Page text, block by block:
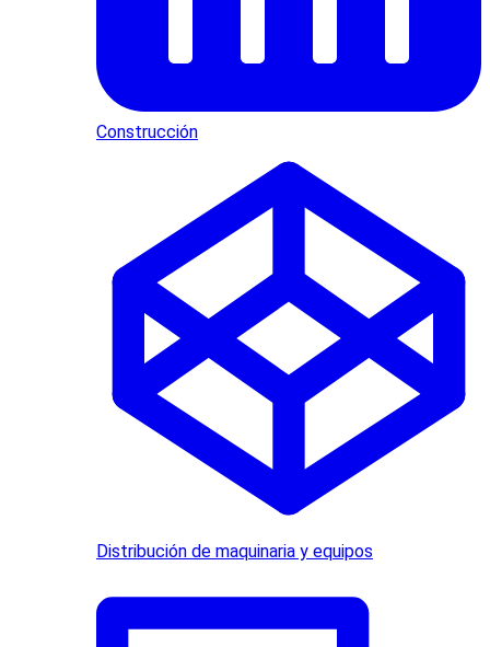
Construcción
Distribución de maquinaria y equipos